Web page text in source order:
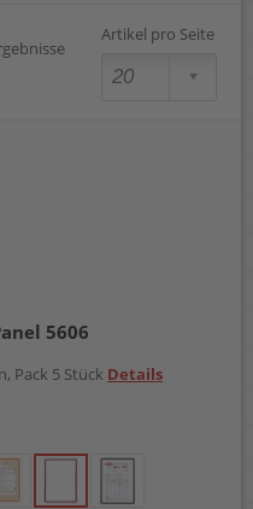
Artikel pro Seite
5606
Pack 5 Stück Details